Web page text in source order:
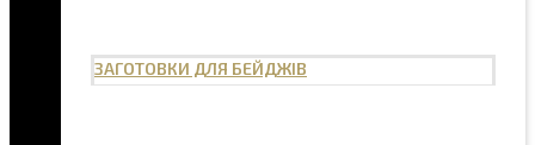
ЗАГОТОВКИ ДЛЯ БЕЙДЖІВ